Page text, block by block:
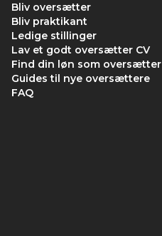
Bliv oversætter
Bliv praktikant
Ledige stillinger
Lav et godt oversætter CV
Find din løn som oversætter
Guides til nye oversættere
FAQ